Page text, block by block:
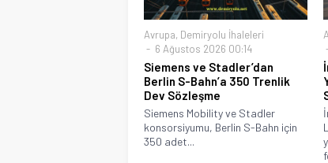
Avrupa, Demiryolu İhaleleri
6 Ağustos 2026 00:14
Siemens ve Stadler’dan
Berlin S-Bahn’a 350 Trenlik
Dev Sözleşme
Siemens Mobility ve Stadler
konsorsiyumu, Berlin S-Bahn için
350 adet...